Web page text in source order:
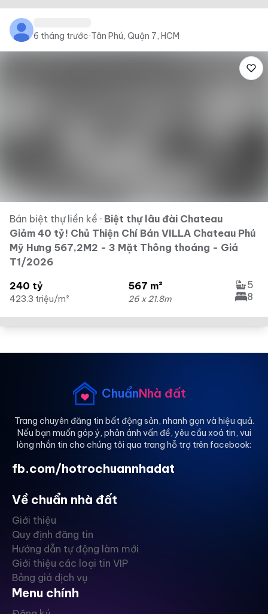
6 tháng trước·Tân Phú, Quận 7, HCM
Bán biệt thự liền kề · Biệt thự lâu đài Chateau
Giảm 40 tỷ! Chủ Thiện Chí Bán VILLA Chateau Phú
Mỹ Hưng 567,2M2 - 3 Mặt Thông thoáng - Giá
T1/2026
240 tỷ
423.3 triệu/m²
567 m²
26 x 21.8m
5
8
ChuẩnNhà đất
Trang chuyên đăng tin bất động sản, nhanh gọn và hiệu quả.
Nếu bạn muốn góp ý, phản ánh vấn đề, yêu cầu xoá tin, vui
lòng nhắn tin cho chúng tôi qua trang hỗ trợ trên facebook:
fb.com/hotrochuannhadat
Về chuẩn nhà đất
Giới thiệu
Quy định đăng tin
Hướng dẫn tự động làm mới
Giới thiệu các loại tin VIP
Bảng giá dịch vụ
Menu chính